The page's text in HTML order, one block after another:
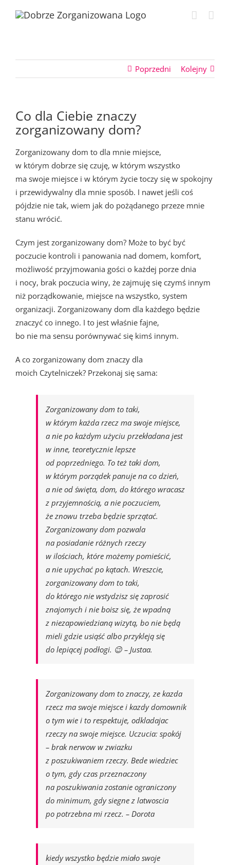
Poprzedni Kolejny
Co dla Ciebie znaczy
zorganizowany dom?
Zorganizowany dom to dla mnie miejsce,
w którym dobrze się czuję, w którym wszystko
ma swoje miejsce i w którym życie toczy się w spokojny
i przewidywalny dla mnie sposób. I nawet jeśli coś
pójdzie nie tak, wiem jak do pożądanego przeze mnie
stanu wrócić.
Czym jest zorganizowany dom? Może to być być
poczucie kontroli i panowania nad domem, komfort,
możliwość przyjmowania gości o każdej porze dnia
i nocy, brak poczucia winy, że zajmuję się czymś innym
niż porządkowanie, miejsce na wszystko, system
organizacji. Zorganizowany dom dla każdego będzie
znaczyć co innego. I to jest właśnie fajne,
bo nie ma sensu porównywać się kimś innym.
A co zorganizowany dom znaczy dla
moich Czytelniczek? Przekonaj się sama:
Zorganizowany dom to taki,
w którym każda rzecz ma swoje miejsce,
a nie po każdym użyciu przekładana jest
w inne, teoretycznie lepsze
od poprzedniego. To też taki dom,
w którym porządek panuje na co dzień,
a nie od święta, dom, do którego wracasz
z przyjemnością, a nie poczuciem,
że znowu trzeba będzie sprzątać.
Zorganizowany dom pozwala
na posiadanie różnych rzeczy
w ilościach, które możemy pomieścić,
a nie upychać po kątach. Wreszcie,
zorganizowany dom to taki,
do którego nie wstydzisz się zaprosić
znajomych i nie boisz się, że wpadną
z niezapowiedzianą wizytą, bo nie będą
mieli gdzie usiąść albo przykleją się
do lepiącej podłogi. 😉 – Justaa.
Zorganizowany dom to znaczy, ze kazda
rzecz ma swoje miejsce i kazdy domownik
o tym wie i to respektuje, odkladajac
rzeczy na swoje miejsce. Uczucia: spokój
– brak nerwow w zwiazku
z poszukiwaniem rzeczy. Bede wiedziec
o tym, gdy czas przeznaczony
na poszukiwania zostanie ograniczony
do minimum, gdy siegne z latwoscia
po potrzebna mi rzecz. – Dorota
kiedy wszystko będzie miało swoje